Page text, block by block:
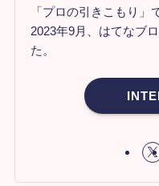
「プロの引きこもり」
2023年9月、はてなブ
た。